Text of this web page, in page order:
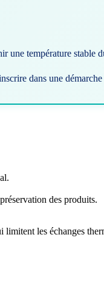
une température stable
dans une
des produits.
les échanges